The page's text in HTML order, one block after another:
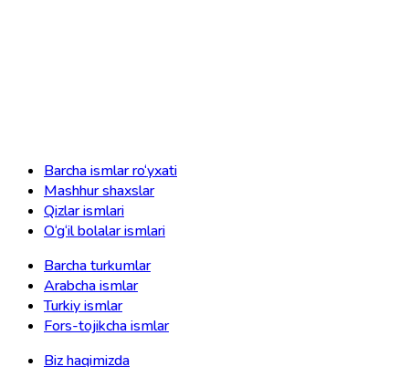
Barcha ismlar ro‘yxati
Mashhur shaxslar
Qizlar ismlari
O‘g‘il bolalar ismlari
Barcha turkumlar
Arabcha ismlar
Turkiy ismlar
Fors-tojikcha ismlar
Biz haqimizda